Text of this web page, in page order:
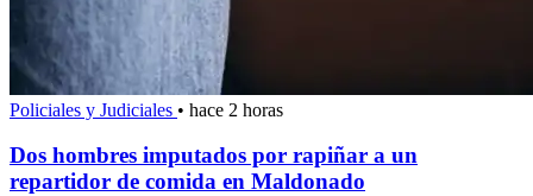
Policiales y Judiciales • hace 2 horas
Dos hombres imputados por rapiñar a un
repartidor de comida en Maldonado